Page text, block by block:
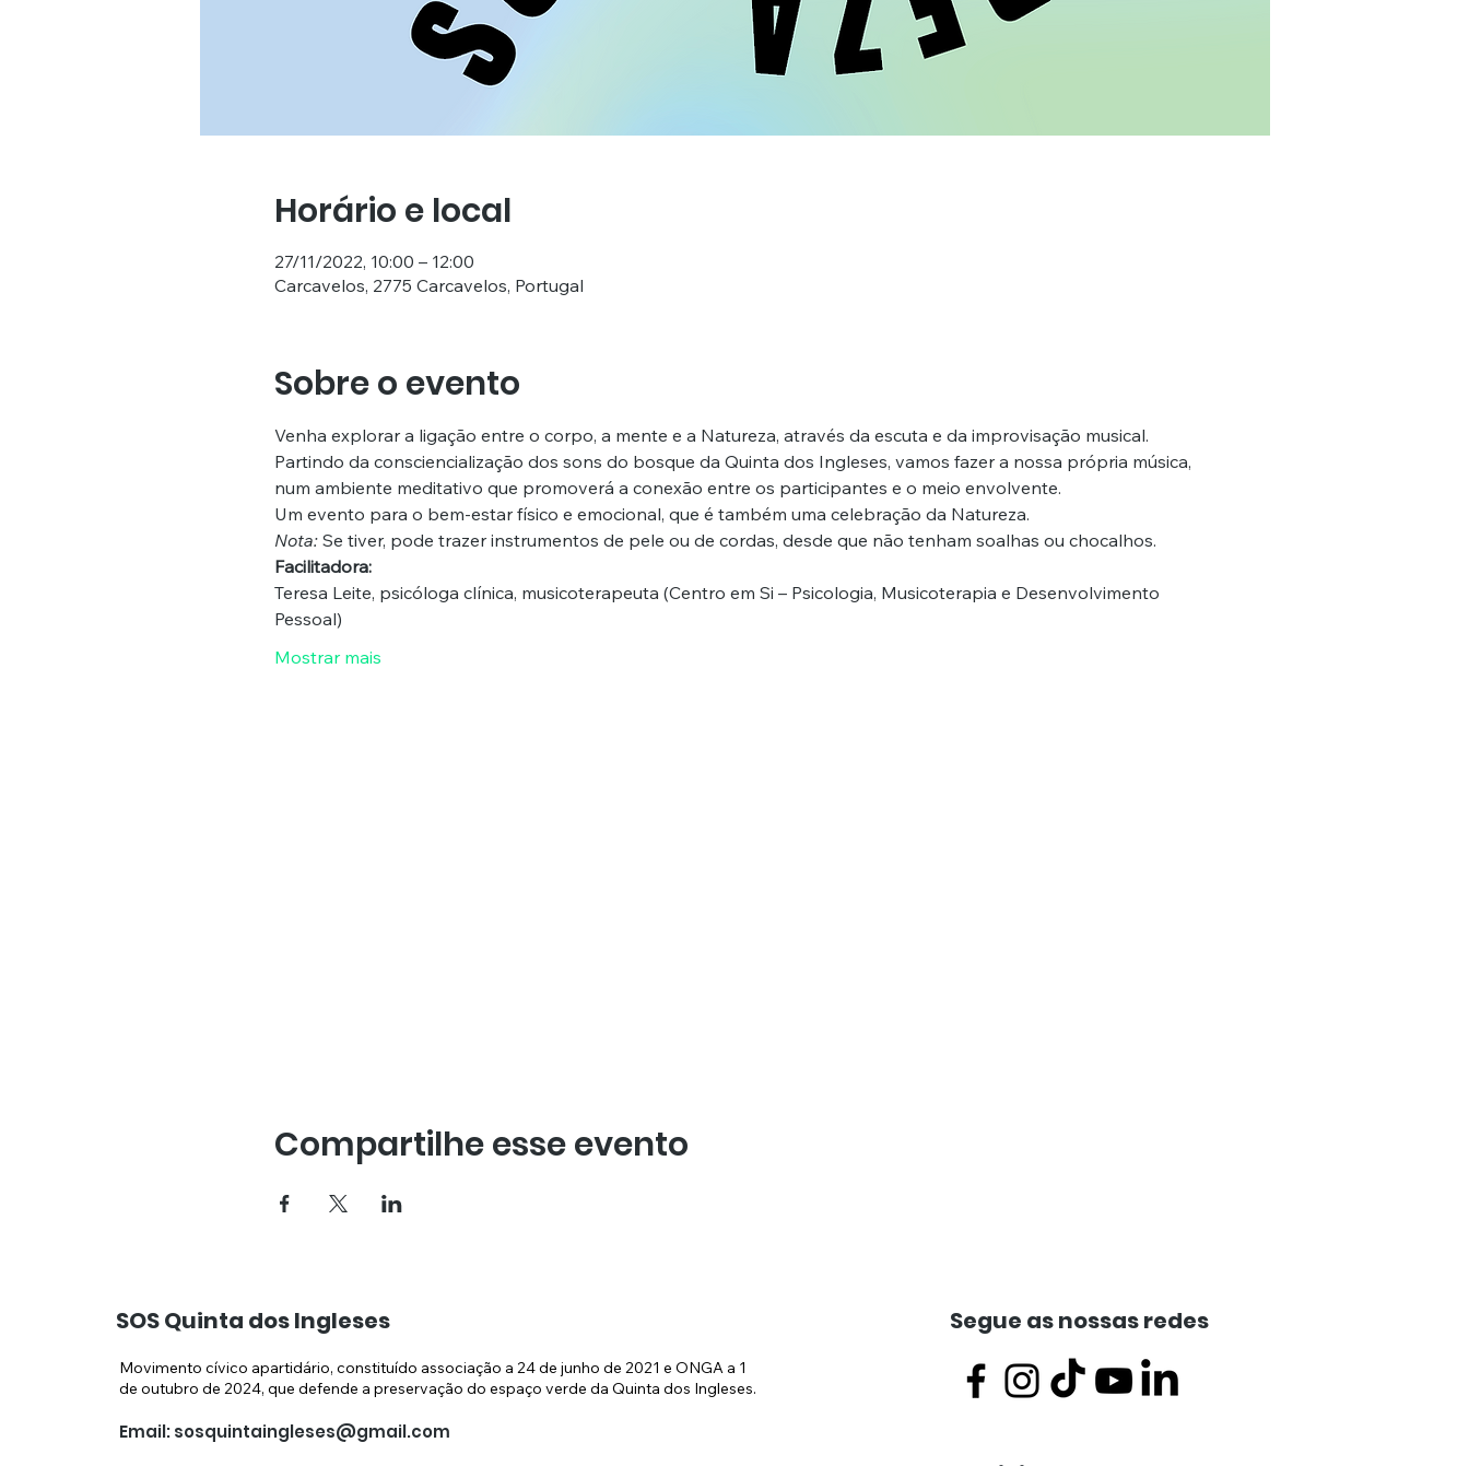
Horário e local
27/11/2022, 10:00 – 12:00
Carcavelos, 2775 Carcavelos, Portugal
Sobre o evento
Venha explorar a ligação entre o corpo, a mente e a Natureza, através da escuta e da improvisação musical.
Partindo da consciencialização dos sons do bosque da Quinta dos Ingleses, vamos fazer a nossa própria música,
num ambiente meditativo que promoverá a conexão entre os participantes e o meio envolvente.
Um evento para o bem-estar físico e emocional, que é também uma celebração da Natureza.
Nota: Se tiver, pode trazer instrumentos de pele ou de cordas, desde que não tenham soalhas ou chocalhos.
Facilitadora:
Teresa Leite, psicóloga clínica, musicoterapeuta (Centro em Si – Psicologia, Musicoterapia e Desenvolvimento
Pessoal)
Mostrar mais
Compartilhe esse evento
SOS Quinta dos Ingleses
Movimento cívico apartidário, constituído associação a 24 de junho de 2021 e ONGA a 1
de outubro de 2024, que defende a preservação do espaço verde da Quinta dos Ingleses.
Email:sosquintaingleses@gmail.com
Segue as nossas redes